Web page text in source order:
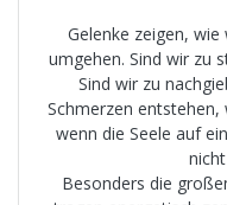
Gelenke zeigen,
umgehen. Sind wir zu
Sind wir zu
Schmerzen
wenn die Seele auf
Besonders die